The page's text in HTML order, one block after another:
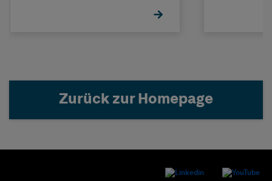
Zurück zur Homepage